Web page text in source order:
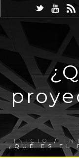
INICIO/
¿QUÉ ES EL